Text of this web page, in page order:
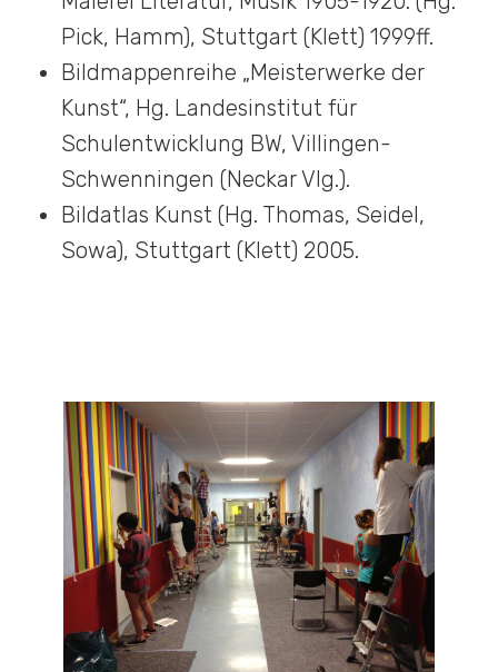
Pick, Hamm), Stuttgart (Klett) 1999ff.
Bildmappenreihe „Meisterwerke der
Kunst“, Hg. Landesinstitut für
Schulentwicklung BW, Villingen-
Schwenningen (Neckar Vlg.).
Bildatlas Kunst (Hg. Thomas, Seidel,
Sowa), Stuttgart (Klett) 2005.